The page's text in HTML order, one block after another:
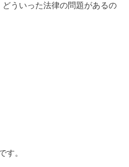
ういった法律の問題があるの
す。